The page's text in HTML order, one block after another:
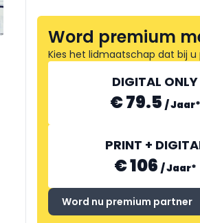
Word premium
Kies het lidmaatschap dat bij u
DIGITAL ONLY
€ 79.5 /Jaar*
PRINT +
€ 106 /Jaar*
Word nu premium partner